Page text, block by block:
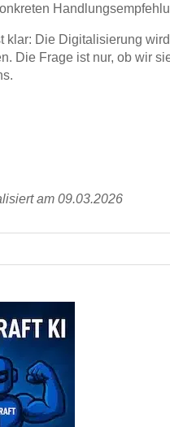
klar: Die Digitalisierung
Die Frage ist nur, ob wir
am 09.03.2026